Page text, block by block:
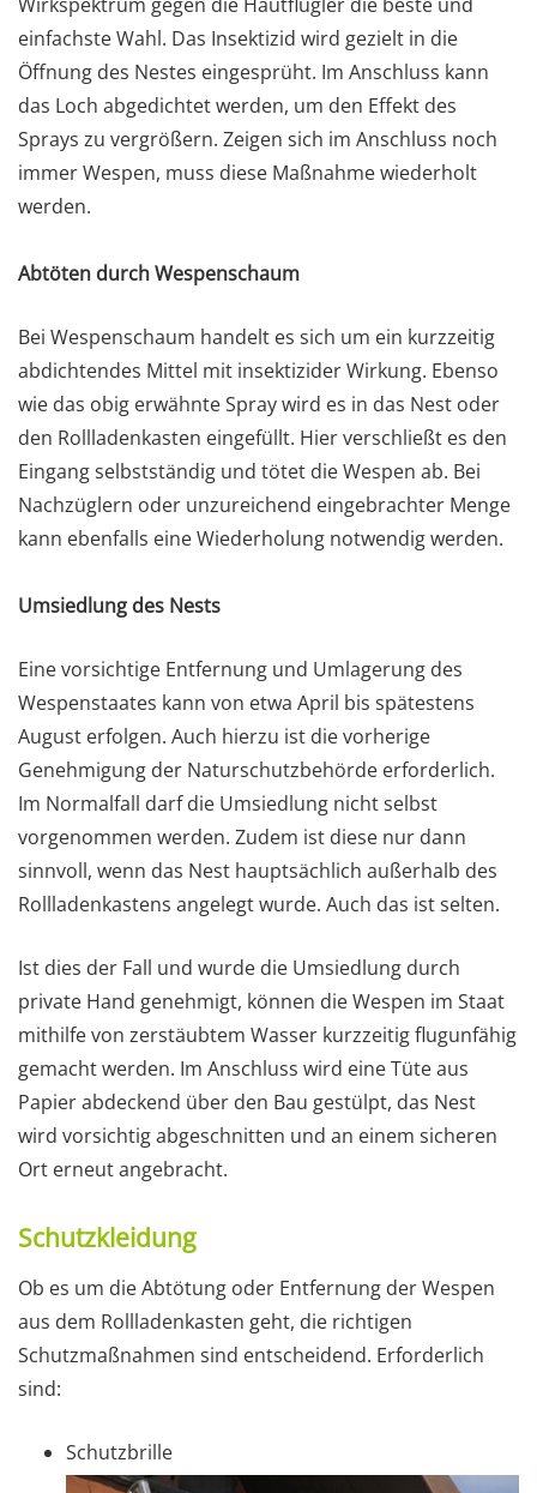
einfachste Wahl. Das Insektizid wird gezielt in die
Öffnung des Nestes eingesprüht. Im Anschluss kann
das Loch abgedichtet werden, um den Effekt des
Sprays zu vergrößern. Zeigen sich im Anschluss noch
immer Wespen, muss diese Maßnahme wiederholt
werden.
Abtöten durch Wespenschaum
Bei Wespenschaum handelt es sich um ein kurzzeitig
abdichtendes Mittel mit insektizider Wirkung. Ebenso
wie das obig erwähnte Spray wird es in das Nest oder
den Rollladenkasten eingefüllt. Hier verschließt es den
Eingang selbstständig und tötet die Wespen ab. Bei
Nachzüglern oder unzureichend eingebrachter Menge
kann ebenfalls eine Wiederholung notwendig werden.
Umsiedlung des Nests
Eine vorsichtige Entfernung und Umlagerung des
Wespenstaates kann von etwa April bis spätestens
August erfolgen. Auch hierzu ist die vorherige
Genehmigung der Naturschutzbehörde erforderlich.
Im Normalfall darf die Umsiedlung nicht selbst
vorgenommen werden. Zudem ist diese nur dann
sinnvoll, wenn das Nest hauptsächlich außerhalb des
Rollladenkastens angelegt wurde. Auch das ist selten.
Ist dies der Fall und wurde die Umsiedlung durch
private Hand genehmigt, können die Wespen im Staat
mithilfe von zerstäubtem Wasser kurzzeitig flugunfähig
gemacht werden. Im Anschluss wird eine Tüte aus
Papier abdeckend über den Bau gestülpt, das Nest
wird vorsichtig abgeschnitten und an einem sicheren
Ort erneut angebracht.
Schutzkleidung
Ob es um die Abtötung oder Entfernung der Wespen
aus dem Rollladenkasten geht, die richtigen
Schutzmaßnahmen sind entscheidend. Erforderlich
sind:
Schutzbrille